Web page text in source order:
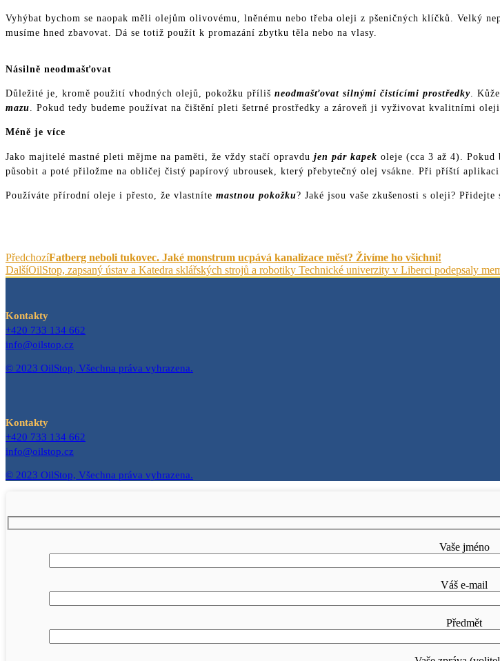
Vyhýbat bychom se naopak měli olejům olivovému, lněnému nebo třeba oleji z pšeničných klíčků. Velký
musíme hned zbavovat. Dá se totiž použít k promazání zbytku těla nebo na vlasy.
Násilně neodmašťovat
Důležité je, kromě použití vhodných olejů, pokožku příliš neodmašťovat silnými čistícími prostředky .
mazu . Pokud tedy budeme používat na čištění pleti šetrné prostředky a zároveň ji vyživovat kvalitními
Méně je více
Jako majitelé mastné pleti mějme na paměti, že vždy stačí opravdu jen pár kapek oleje (cca 3 až 4). Pokud
působit a poté přiložme na obličej čistý papírový ubrousek, který přebytečný olej vsákne. Při příští aplikaci
Používáte přírodní oleje i přesto, že vlastníte mastnou pokožku? Jaké jsou vaše zkušenosti s oleji? Přidejte
PředchozíFatberg neboli tukovec. Jaké monstrum ucpává kanalizace měst? Živíme ho všichni!
DalšíOilStop, zapsaný ústav a Katedra sklářských strojů a robotiky Technické univerzity v Liberci podepsaly
Kontakty
+420 733 134 662
info@oilstop.cz
© 2023 OilStop, Všechna práva vyhrazena.
Kontakty
+420 733 134 662
info@oilstop.cz
© 2023 OilStop, Všechna práva vyhrazena.
Vaše jméno
Váš e-mail
Předmět